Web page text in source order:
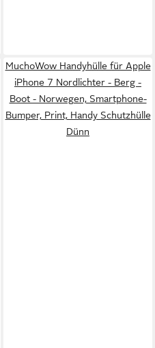
MuchoWow Handyhülle für Apple
iPhone 7 Nordlichter - Berg -
Boot - Norwegen, Smartphone-
Bumper, Print, Handy Schutzhülle
Dünn